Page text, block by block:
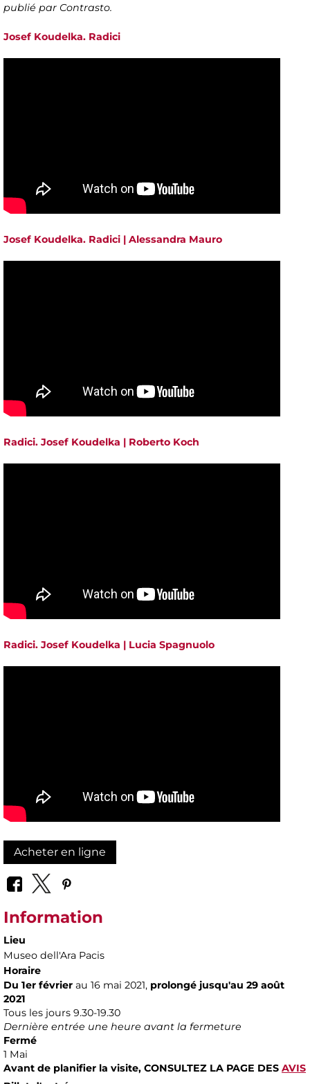
publié par Contrasto.
Josef Koudelka. Radici
Josef Koudelka. Radici | Alessandra Mauro
Radici. Josef Koudelka | Roberto Koch
Radici. Josef Koudelka | Lucia Spagnuolo
Acheter en ligne
Information
Lieu
Museo dell'Ara Pacis
Horaire
Du 1er février au 16 mai 2021, prolongé jusqu'au 29 août
2021
Tous les jours 9.30-19.30
Dernière entrée une heure avant la fermeture
Fermé
1 Mai
Avant de planifier la visite, CONSULTEZ LA PAGE DES AVIS